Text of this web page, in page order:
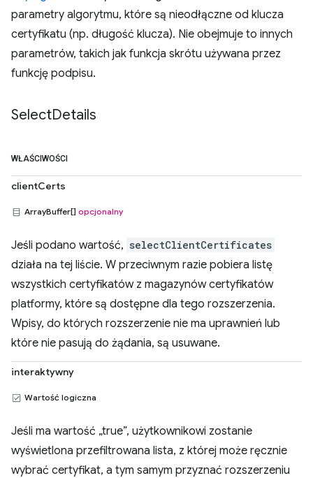
parametry algorytmu, które są nieodłączne od klucza
certyfikatu (np. długość klucza). Nie obejmuje to innych
parametrów, takich jak funkcja skrótu używana przez
funkcję podpisu.
SelectDetails
WŁAŚCIWOŚCI
clientCerts
ArrayBuffer[] opcjonalny
Jeśli podano wartość, selectClientCertificates
działa na tej liście. W przeciwnym razie pobiera listę
wszystkich certyfikatów z magazynów certyfikatów
platformy, które są dostępne dla tego rozszerzenia.
Wpisy, do których rozszerzenie nie ma uprawnień lub
które nie pasują do żądania, są usuwane.
interaktywny
Wartość logiczna
Jeśli ma wartość „true”, użytkownikowi zostanie
wyświetlona przefiltrowana lista, z której może ręcznie
wybrać certyfikat, a tym samym przyznać rozszerzeniu